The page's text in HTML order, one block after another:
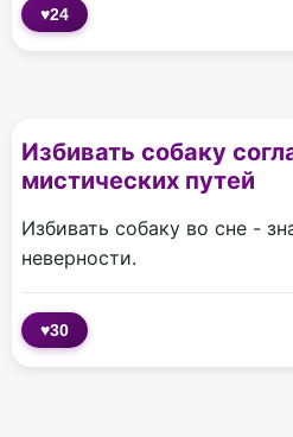
♥24
Избивать собаку
мистических путей
Избивать собаку во сне -
неверности.
♥30